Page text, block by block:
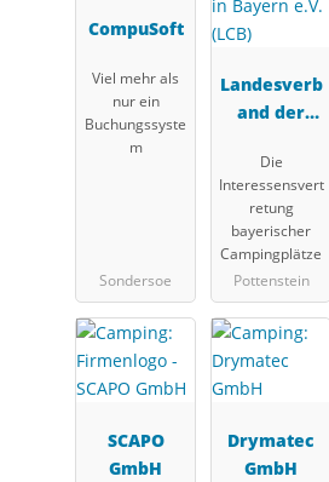
CompuSoft
Viel mehr als
nur ein
Buchungssyste
m
Sondersoe
Landesverb
and der
tschaft in
Bayern e.V.
(LCB)
Die
Interessensvert
retung
bayerischer
Campingplätze
Pottenstein
SCAPO
GmbH
Drymatec
GmbH